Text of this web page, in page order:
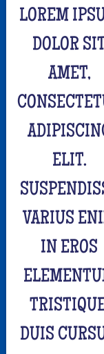
LOREM
DOLOR
AMET,
ELIT.
VARIUS
IN EROS
DUIS